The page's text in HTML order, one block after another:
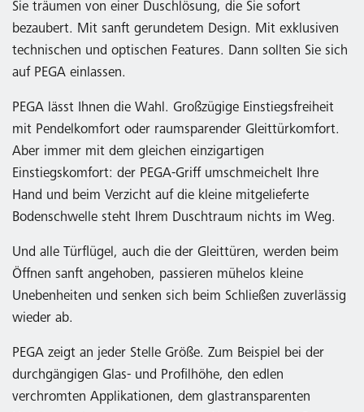
Sie träumen von einer Duschlösung, die Sie sofort
bezaubert. Mit sanft gerundetem Design. Mit exklusiven
technischen und optischen Features. Dann sollten Sie sich
auf PEGA einlassen.
PEGA lässt Ihnen die Wahl. Großzügige Einstiegsfreiheit
mit Pendelkomfort oder raumsparender Gleittürkomfort.
Aber immer mit dem gleichen einzigartigen
Einstiegskomfort: der PEGA-Griff umschmeichelt Ihre
Hand und beim Verzicht auf die kleine mitgelieferte
Bodenschwelle steht Ihrem Duschtraum nichts im Weg.
Und alle Türflügel, auch die der Gleittüren, werden beim
Öffnen sanft angehoben, passieren mühelos kleine
Unebenheiten und senken sich beim Schließen zuverlässig
wieder ab.
PEGA zeigt an jeder Stelle Größe. Zum Beispiel bei der
durchgängigen Glas- und Profilhöhe, den edlen
verchromten Applikationen, dem glastransparenten